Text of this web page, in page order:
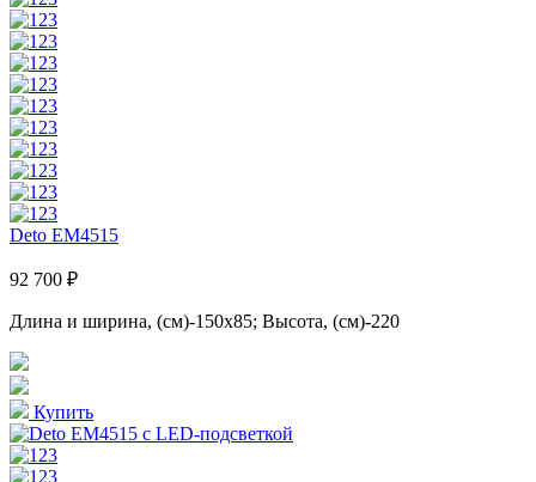
Deto EM4515
92 700 ₽
Длина и ширина, (см)-150x85; Высота, (см)-220
Купить